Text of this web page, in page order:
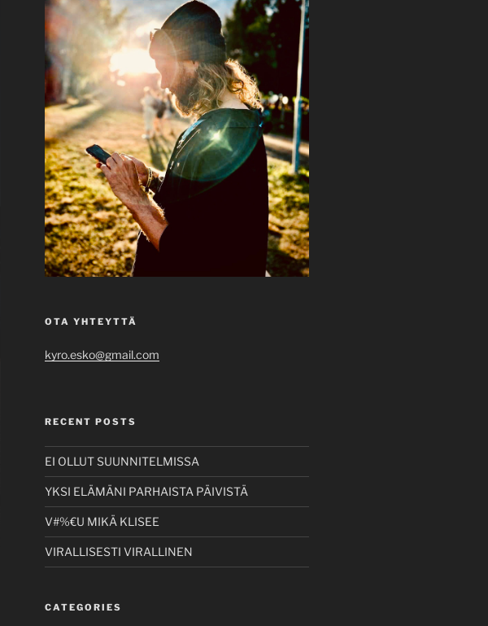
OTA YHTEYTTÄ
kyro.esko@gmail.com
RECENT POSTS
EI OLLUT SUUNNITELMISSA
YKSI ELÄMÄNI PARHAISTA PÄIVISTÄ
V#%€U MIKÄ KLISEE
VIRALLISESTI VIRALLINEN
CATEGORIES